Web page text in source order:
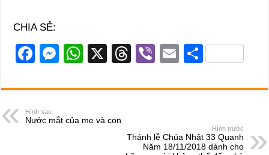
CHIA SẺ:
F
c
e
b
M
ss
e
n
W
at
A
X
T
e
d
s
Vi
er
E
ail
S
ar
Hình sau
Nước mắt của mẹ và con
Hình trước
Thánh lễ Chúa Nhật 33 Quanh
Năm 18/11/2018 dành cho